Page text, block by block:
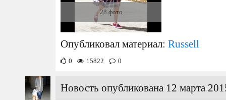
28 фото
Опубликовал материал: Russell
0 15822 0
Новость опубликована 12 марта